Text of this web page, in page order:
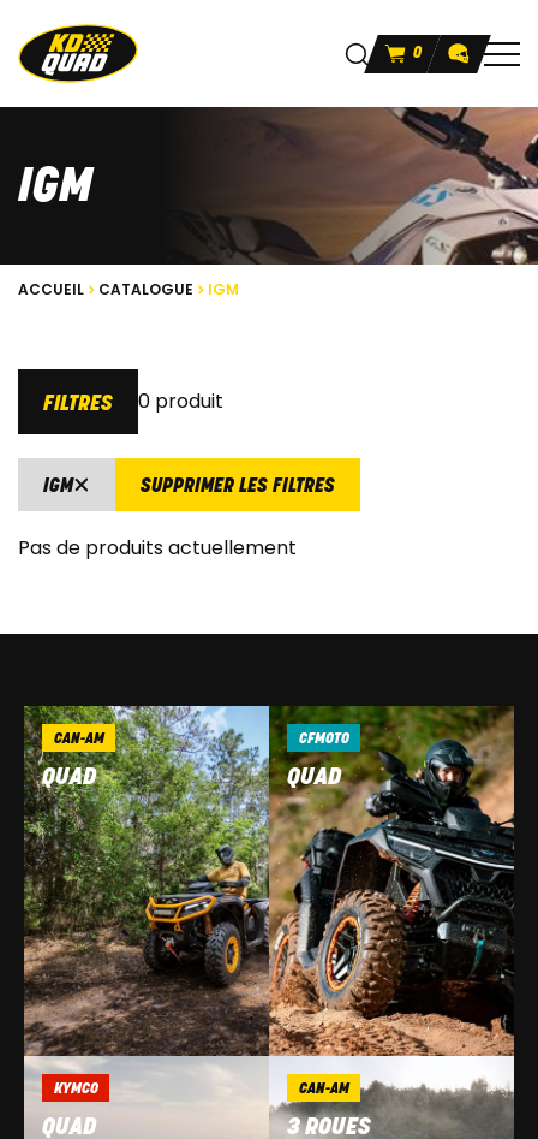
0
IGM
ACCUEIL CATALOGUE IGM
FILTRES 0 produit
IGM SUPPRIMER LES FILTRES
Pas de produits actuellement
CAN-AM
QUAD
CFMOTO
QUAD
KYMCO
QUAD
CAN-AM
3 ROUES